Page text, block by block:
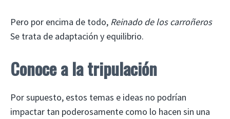
Pero por encima de todo, Reinado de los carroñeros
Se trata de adaptación y equilibrio.
Conoce a la tripulación
Por supuesto, estos temas e ideas no podrían
impactar tan poderosamente como lo hacen sin una